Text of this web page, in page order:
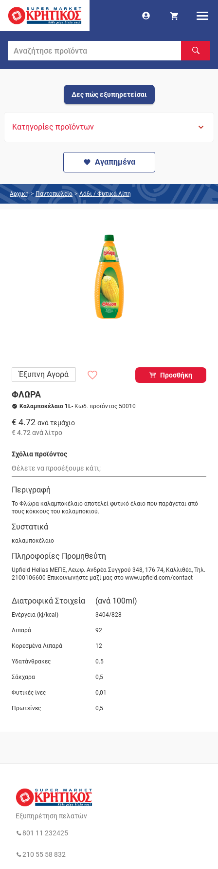
Δες πώς εξυπηρετείσαι
Κατηγορίες προϊόντων
Αγαπημένα
Αρχική > Παντοπωλείο > Λάδι / Φυτικά Λίπη
Έξυπνη Αγορά Προσθήκη
ΦΛΩΡΑ
Καλαμποκέλαιο 1L- Κωδ. προϊόντος 50010
€ 4.72 ανά τεμάχιο
€ 4.72 ανά λίτρο
Σχόλια προϊόντος
Περιγραφή
Το Φλώρα καλαμποκέλαιο αποτελεί φυτικό έλαιο που παράγεται από
τους κόκκους του καλαμποκιού.
Συστατικά
καλαμποκέλαιο
Πληροφορίες Προμηθεύτη
Upfield Hellas ΜΕΠΕ, Λεωφ. Ανδρέα Συγγρού 348, 176 74, Καλλιθέα, Τηλ.
2100106600 Επικοινωνήστε μαζί μας στο www.upfield.com/contact
Διατροφικά Στοιχεία (ανά 100ml)
Ενέργεια (kj/kcal) 3404/828
Λιπαρά 92
Κορεσμένα Λιπαρά 12
Υδατάνθρακες 0.5
Σάκχαρα 0,5
Φυτικές ίνες 0,01
Πρωτείνες 0,5
Εξυπηρέτηση πελατών
801 11 232425
210 55 58 832